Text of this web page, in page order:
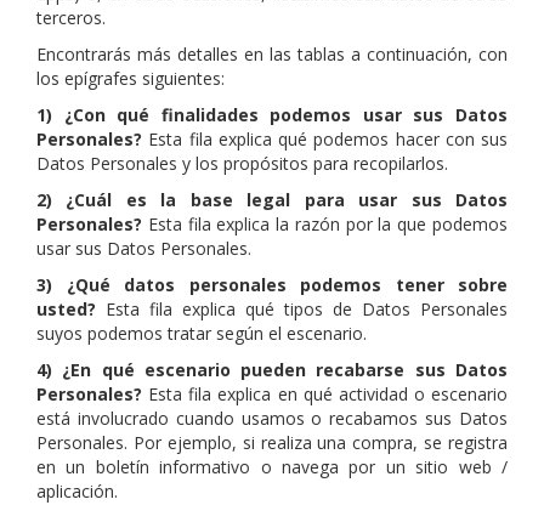
terceros.
Encontrarás más detalles en las tablas a continuación, con
los epígrafes siguientes:
1) ¿Con qué finalidades podemos usar sus Datos
Personales? Esta fila explica qué podemos hacer con sus
Datos Personales y los propósitos para recopilarlos.
2) ¿Cuál es la base legal para usar sus Datos
Personales? Esta fila explica la razón por la que podemos
usar sus Datos Personales.
3) ¿Qué datos personales podemos tener sobre
usted? Esta fila explica qué tipos de Datos Personales
suyos podemos tratar según el escenario.
4) ¿En qué escenario pueden recabarse sus Datos
Personales? Esta fila explica en qué actividad o escenario
está involucrado cuando usamos o recabamos sus Datos
Personales. Por ejemplo, si realiza una compra, se registra
en un boletín informativo o navega por un sitio web /
aplicación.